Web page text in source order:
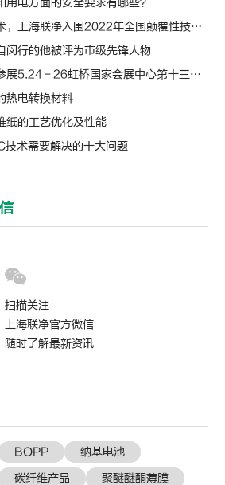
用电方面的安全要求有哪些？
海联净入围2022年全国颠覆性技术创新大赛
闵行的他被评为市级先锋人物
－26虹桥国家会展中心第十三届模切展
热电转换材料
纸的工艺优化及性能
术需要解决的十大问题
扫描关注
上海联净官方微信
随时了解最新资讯
BOPP
纳基电池
碳纤维产品 聚醚醚酮薄膜